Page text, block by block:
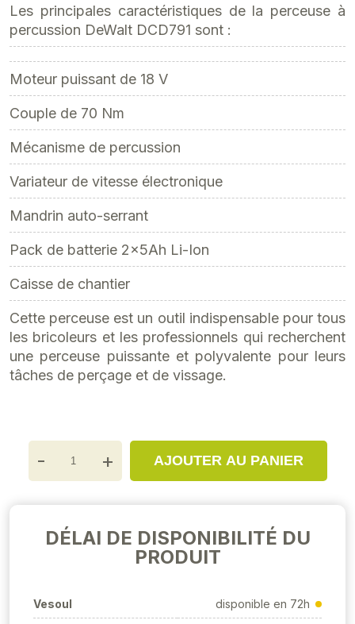
Les principales caractéristiques de la perceuse à
percussion DeWalt DCD791 sont :
Moteur puissant de 18 V
Couple de 70 Nm
Mécanisme de percussion
Variateur de vitesse électronique
Mandrin auto-serrant
Pack de batterie 2x5Ah Li-Ion
Caisse de chantier
Cette perceuse est un outil indispensable pour tous
les bricoleurs et les professionnels qui recherchent
une perceuse puissante et polyvalente pour leurs
tâches de perçage et de vissage.
- + AJOUTER AU PANIER
DÉLAI DE DISPONIBILITÉ DU
PRODUIT
Vesoul disponible en 72h